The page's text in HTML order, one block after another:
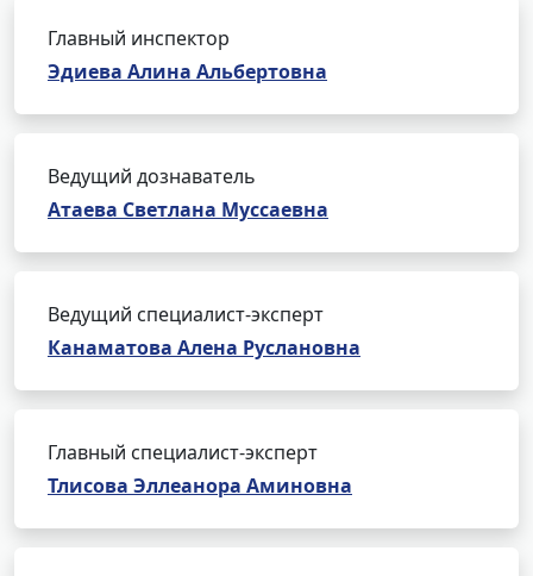
Главный инспектор
Эдиева Алина Альбертовна
Ведущий дознаватель
Атаева Светлана Муссаевна
Ведущий специалист-эксперт
Канаматова Алена Руслановна
Главный специалист-эксперт
Тлисова Эллеанора Аминовна